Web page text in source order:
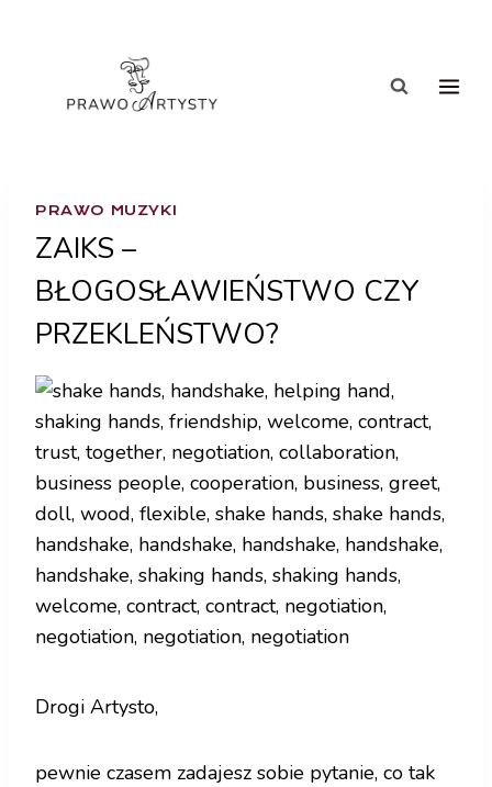
PRAWO MUZYKI
ZAIKS –
BŁOGOSŁAWIEŃSTWO CZY
PRZEKLEŃSTWO?
Drogi Artysto,
pewnie czasem zadajesz sobie pytanie, co tak